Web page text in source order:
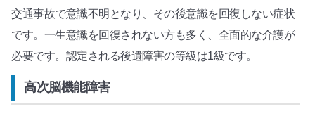
交通事故で意識不明となり、その後意識を回復しない症状
です。一生意識を回復されない方も多く、全面的な介護が
必要です。認定される後遺障害の等級は1級です。
高次脳機能障害